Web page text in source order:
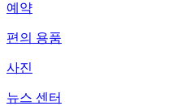
예약
편의 용품
사진
뉴스 센터